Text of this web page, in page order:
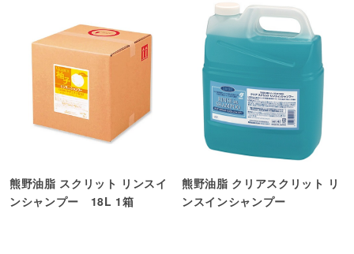
熊野油脂 スクリット リンスイ
ンシャンプー 18L 1箱
熊野油脂 クリアスクリット リ
ンスインシャンプー